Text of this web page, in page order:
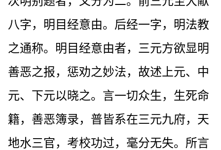
八字，明目经意由。后经一字，明法教
之通称。明目经意由者，三元方欲显明
善恶之报，惩劝之妙法，故述上元、中
元、下元以晓之。言一切众生，生死命
籍，善恶簿录，普皆系在三元九府，天
地水三官，考校功过，毫分无失。所言